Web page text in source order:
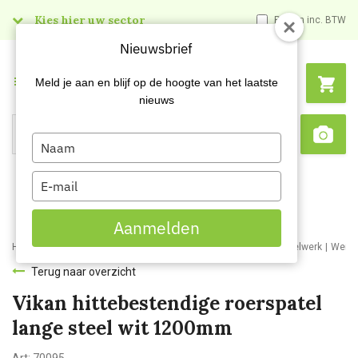
Kies hier uw sector Prijzen inc. BTW
Search
Menu
Home Webshop Schoonmaakartikelen Bezemwerk en borstelwerk
Terug naar overzicht
Vikan hittebestendige roerspatel
lange steel wit 1200mm
Nieuwsbrief
Meld je aan en blijf op de hoogte van het laatste
nieuws
Type
your
name
Type
your
email
Aanmelden